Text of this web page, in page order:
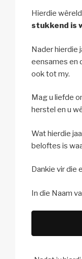
Hierdie
stukkend is
Nader hierdie
eensames en
ook tot my.
Mag u liefde
herstel en u
Wat hierdie
beloftes is
Dankie vir die
In die Naam